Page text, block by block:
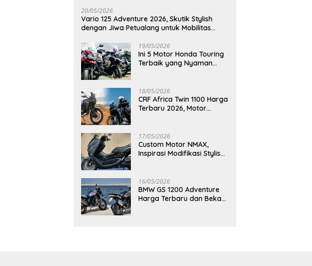
20/05/2026
Vario 125 Adventure 2026, Skutik Stylish
dengan Jiwa Petualang untuk Mobilitas
19/05/2026
Ini 5 Motor Honda Touring
Terbaik yang Nyaman
18/05/2026
CRF Africa Twin 1100 Harga
Terbaru 2026, Motor
17/05/2026
Custom Motor NMAX,
Inspirasi Modifikasi Stylish
16/05/2026
BMW GS 1200 Adventure
Harga Terbaru dan Bekas,